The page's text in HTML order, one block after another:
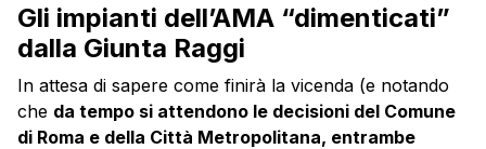
Gli impianti dell’AMA “dimenticati”
dalla Giunta Raggi
In attesa di sapere come finirà la vicenda (e notando
che da tempo si attendono le decisioni del Comune
di Roma e della Città Metropolitana, entrambe